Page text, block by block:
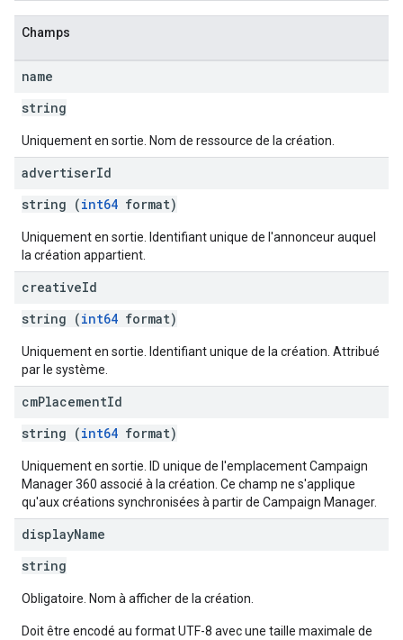
Champs
name
string
Uniquement en sortie. Nom de ressource de la création.
advertiserId
string (int64 format)
Uniquement en sortie. Identifiant unique de l'annonceur auquel
la création appartient.
creativeId
string (int64 format)
Uniquement en sortie. Identifiant unique de la création. Attribué
par le système.
cmPlacementId
string (int64 format)
Uniquement en sortie. ID unique de l'emplacement Campaign
Manager 360 associé à la création. Ce champ ne s'applique
qu'aux créations synchronisées à partir de Campaign Manager.
displayName
string
Obligatoire. Nom à afficher de la création.
Doit être encodé au format UTF-8 avec une taille maximale de